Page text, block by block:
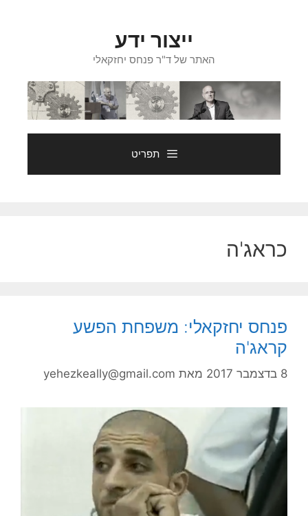
ייצור ידע
האתר של ד"ר פנחס יחזקאלי
תפריט
כראג'ה
פנחס יחזקאלי: משפחת הפשע
קראג'ה
8 בדצמבר 2017 מאת yehezkeally@gmail.com